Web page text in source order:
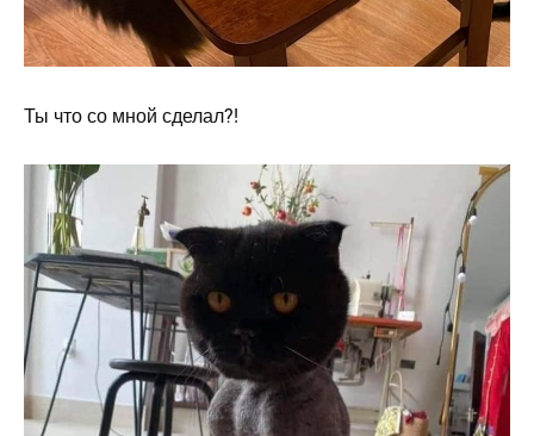
Ты что со мной сделал?!